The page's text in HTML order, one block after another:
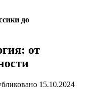
до
от
15.10.2024